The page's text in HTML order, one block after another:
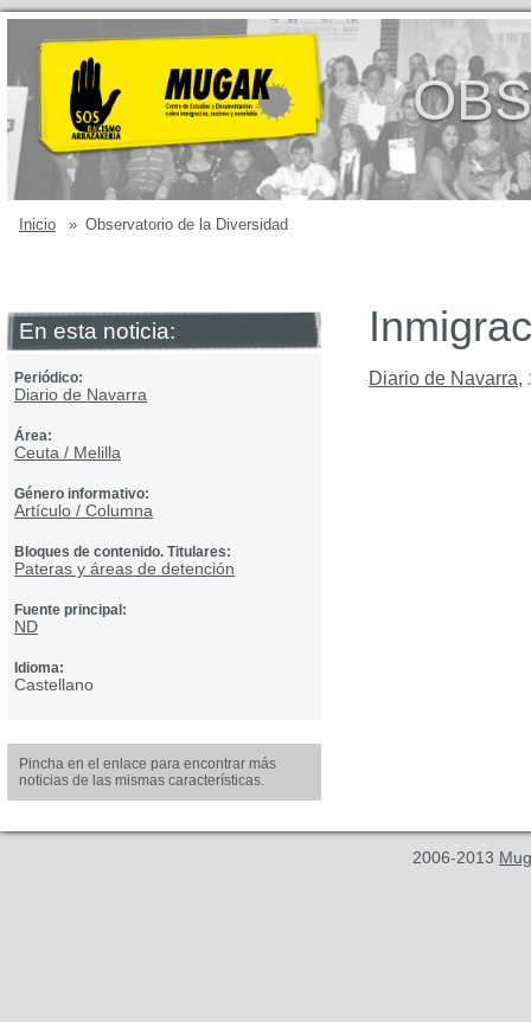
Inicio » Observatorio de la Diversidad
En esta noticia:
Periódico:
Diario de Navarra
Área:
Ceuta / Melilla
Género informativo:
Artículo / Columna
Bloques de contenido. Titulares:
Pateras y áreas de detención
Fuente principal:
ND
Idioma:
Castellano
Pincha en el enlace para encontrar más
noticias de las mismas características.
Diario de Navarra,
2006-2013